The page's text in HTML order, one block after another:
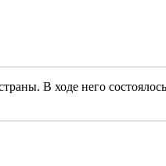
В ходе него